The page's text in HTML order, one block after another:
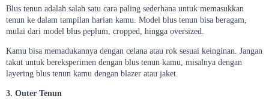
Blus tenun adalah salah satu cara paling sederhana untuk memasukkan
tenun ke dalam tampilan harian kamu. Model blus tenun bisa beragam,
mulai dari model blus peplum, cropped, hingga oversized.
Kamu bisa memadukannya dengan celana atau rok sesuai keinginan. Jangan
takut untuk bereksperimen dengan blus tenun kamu, misalnya dengan
layering blus tenun kamu dengan blazer atau jaket.
3. Outer Tenun